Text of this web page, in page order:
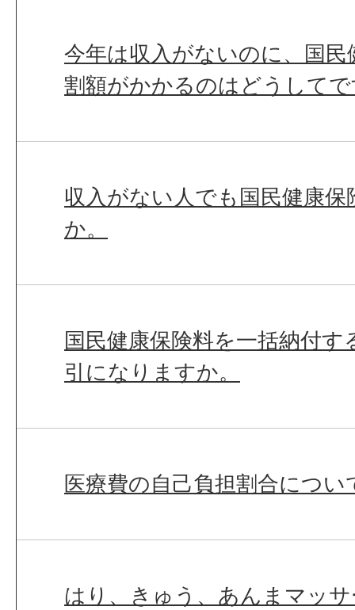
今年は収入がないのに、国民
割額がかかるのはどうして
収入がない人でも国民健康
か。
国民健康保険料を一括納付す
引になりますか。
医療費の自己負担割合につ
はり、きゅう、あんまマッ